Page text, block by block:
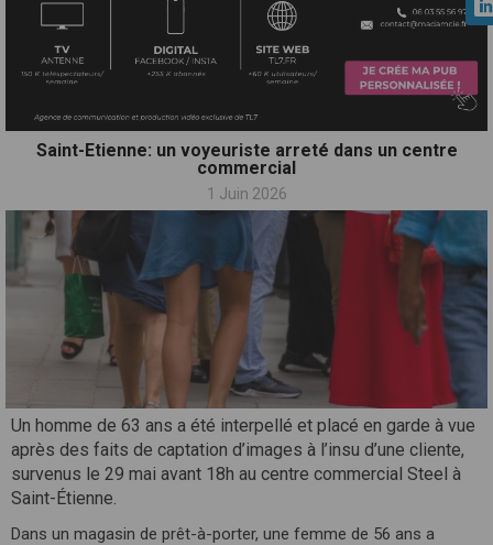
Saint-Etienne: un voyeuriste arreté dans un centre
commercial
1 Juin 2026
Un homme de 63 ans a été interpellé et placé en garde à vue
après des faits de captation d’images à l’insu d’une cliente,
survenus le 29 mai avant 18h au centre commercial Steel à
Saint-Étienne.
Dans un magasin de prêt-à-porter, une femme de 56 ans a